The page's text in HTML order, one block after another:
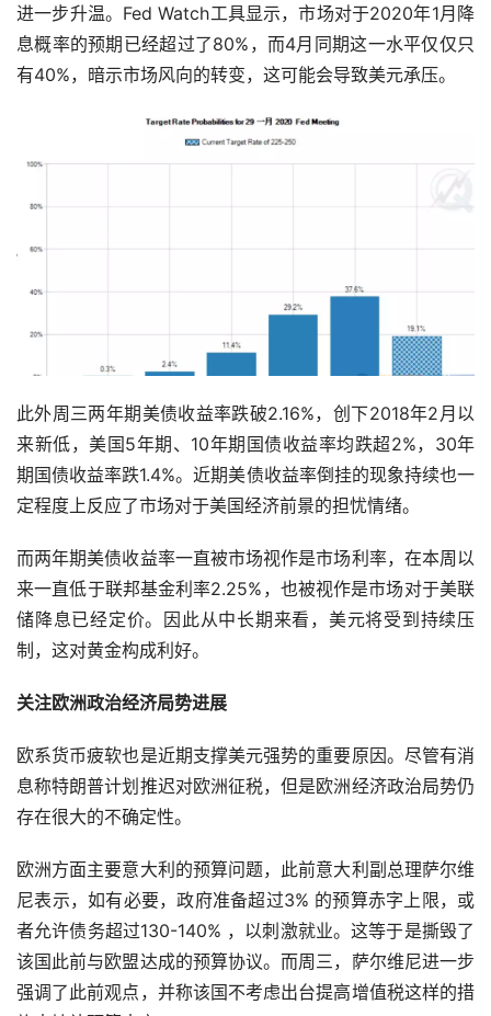
进一步升温。Fed Watch工具显示，市场对于2020年1月降
息概率的预期已经超过了80%，而4月同期这一水平仅仅只
有40%，暗示市场风向的转变，这可能会导致美元承压。
此外周三两年期美债收益率跌破2.16%，创下2018年2月以
来新低，美国5年期、10年期国债收益率均跌超2%，30年
期国债收益率跌1.4%。近期美债收益率倒挂的现象持续也一
定程度上反应了市场对于美国经济前景的担忧情绪。
而两年期美债收益率一直被市场视作是市场利率，在本周以
来一直低于联邦基金利率2.25%，也被视作是市场对于美联
储降息已经定价。因此从中长期来看，美元将受到持续压
制，这对黄金构成利好。
关注欧洲政治经济局势进展
欧系货币疲软也是近期支撑美元强势的重要原因。尽管有消
息称特朗普计划推迟对欧洲征税，但是欧洲经济政治局势仍
存在很大的不确定性。
欧洲方面主要意大利的预算问题，此前意大利副总理萨尔维
尼表示，如有必要，政府准备超过3% 的预算赤字上限，或
者允许债务超过130-140% ，以刺激就业。这等于是撕毁了
该国此前与欧盟达成的预算协议。而周三，萨尔维尼进一步
强调了此前观点，并称该国不考虑出台提高增值税这样的措